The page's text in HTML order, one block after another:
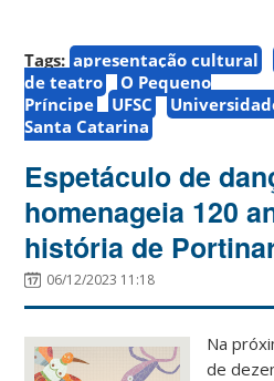
Tags: apresentação cultural
de teatro
O Pequeno
Príncipe
UFSC
Santa Catarina
Espetáculo de
homenageia 120
história de
06/12/2023 11:18
Na
de